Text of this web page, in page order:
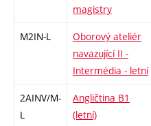
magistry
M2IN-L
Oborový ateliér
navazující II -
Intermédia - letní
2AINV/M-
L
Angličtina B1
(letní)